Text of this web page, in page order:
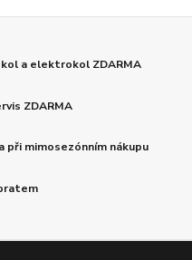
a elektrokol ZDARMA
ZDARMA
při mimosezónním nákupu